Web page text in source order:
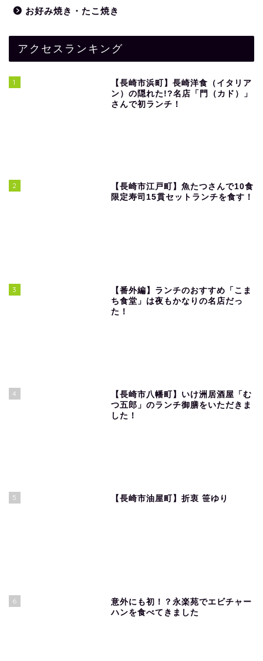
お好み焼き・たこ焼き
アクセスランキング
1
【長崎市浜町】長崎洋食（イタリア
ン）の隠れた!?名店「門（カド）」
さんで初ランチ！
2
【長崎市江戸町】魚たつさんで10食
限定寿司15貫セットランチを食す！
3
【番外編】ランチのおすすめ「こま
ち食堂」は夜もかなりの名店だっ
た！
4
【長崎市八幡町】いけ洲居酒屋「む
つ五郎」のランチ御膳をいただきま
した！
5 【長崎市油屋町】折衷 笹ゆり
6
意外にも初！？永楽苑でエビチャー
ハンを食べてきました